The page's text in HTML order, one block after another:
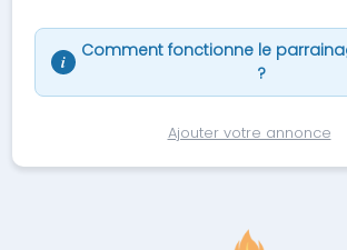
i
Comment fonctionne le
?
Ajouter votre annonce